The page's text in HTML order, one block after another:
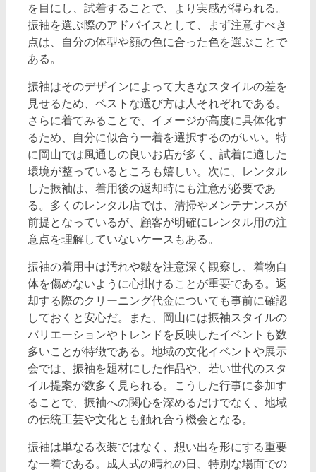
を目にし、試着することで、より実感が得られる。
振袖を選ぶ際のアドバイスとして、まず注意すべき
点は、自分の体型や顔の色に合った色を選ぶことで
ある。
振袖はそのデザインによって大きなスタイルの差を
見せるため、ベストな選び方は人それぞれである。
さらに着てみることで、イメージが高度に具体化す
るため、自分に似合う一着を選択するのがいい。特
に岡山では風通しの良いお店が多く、試着に適した
環境が整っているところも嬉しい。次に、レンタル
した振袖は、着用後の返却時にも注意が必要であ
る。多くのレンタル店では、清掃やメンテナンスが
前提となっているが、顧客が明確にレンタル用の注
意点を理解していないケースもある。
振袖の着用中は汚れや皺を注意深く観察し、着物自
体を傷めないように心掛けることが重要である。返
却する際のクリーニング代金についても事前に確認
しておくと安心だ。また、岡山には振袖スタイルの
バリエーションやトレンドを反映したイベントも数
多いことが特徴である。地域の文化イベントや展示
会では、振袖を題材にした作品や、若い世代のスタ
イル提案が数多く見られる。こうした行事に参加す
ることで、振袖への関心を深めるだけでなく、地域
の伝統工芸や文化とも触れ合う機会となる。
振袖は単なる衣装ではなく、想い出を形にする重要
な一着である。成人式の晴れの日、特別な場面での